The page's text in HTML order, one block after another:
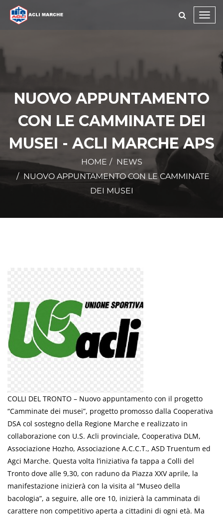
NUOVO APPUNTAMENTO
CON LE CAMMINATE DEI
MUSEI - ACLI MARCHE APS
HOME
NEWS
NUOVO APPUNTAMENTO CON LE CAMMINATE
DEI MUSEI
COLLI DEL TRONTO – Nuovo appuntamento con il progetto
“Camminate dei musei”, progetto promosso dalla Cooperativa
DSA col sostegno della Regione Marche e realizzato in
collaborazione con U.S. Acli provinciale, Cooperativa DLM,
Associazione Hozho, Associazione A.C.C.T., ASD Truentum ed
Agci Marche. Questa volta l’iniziativa fa tappa a Colli del
Tronto dove alle 9,30, con raduno da Piazza XXV aprile, la
manifestazione inizierà con la visita al “Museo della
bacologia”, a seguire, alle ore 10, inizierà la camminata di
carattere non competitivo aperta a cittadini di ogni età. Ma